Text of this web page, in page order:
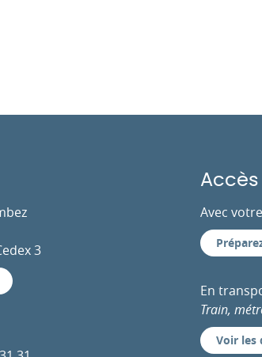
3
Accès
Avec
En
Train,
Voir les